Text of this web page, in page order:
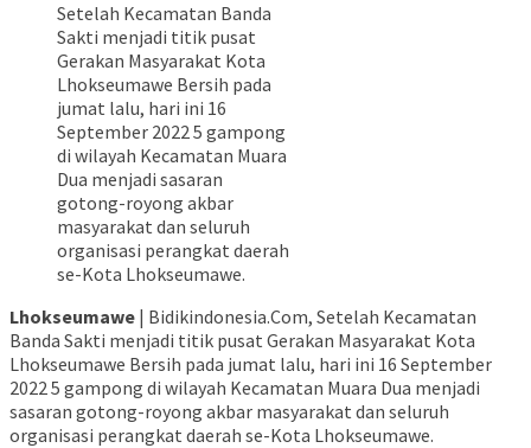
Setelah Kecamatan Banda
Sakti menjadi titik pusat
Gerakan Masyarakat Kota
Lhokseumawe Bersih pada
jumat lalu, hari ini 16
September 2022 5 gampong
di wilayah Kecamatan Muara
Dua menjadi sasaran
gotong-royong akbar
masyarakat dan seluruh
organisasi perangkat daerah
se-Kota Lhokseumawe.
Lhokseumawe | Bidikindonesia.Com, Setelah Kecamatan
Banda Sakti menjadi titik pusat Gerakan Masyarakat Kota
Lhokseumawe Bersih pada jumat lalu, hari ini 16 September
2022 5 gampong di wilayah Kecamatan Muara Dua menjadi
sasaran gotong-royong akbar masyarakat dan seluruh
organisasi perangkat daerah se-Kota Lhokseumawe.